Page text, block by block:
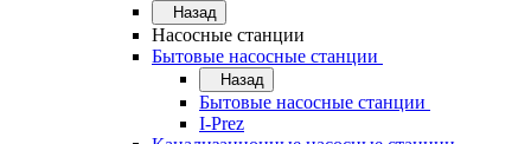
Назад
Насосные станции
Бытовые насосные станции
Назад
Бытовые насосные станции
I-Prez